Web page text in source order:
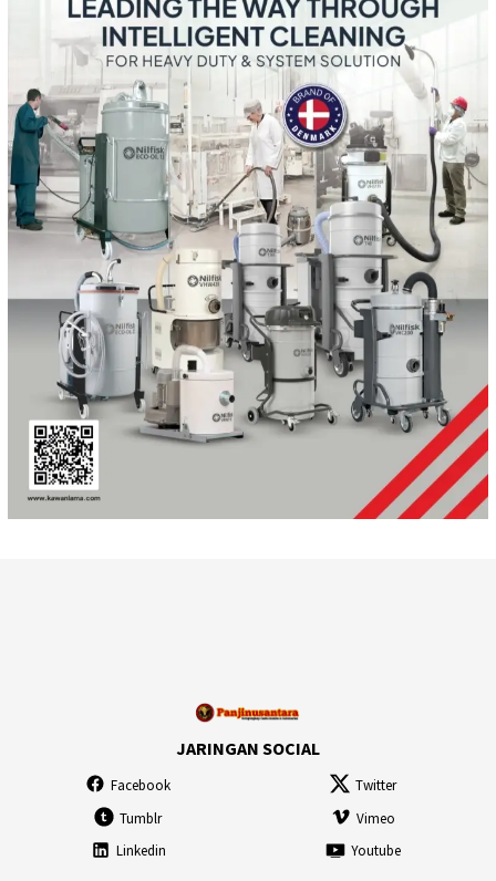
JARINGAN SOCIAL
Facebook
Twitter
Tumblr
Vimeo
Linkedin
Youtube